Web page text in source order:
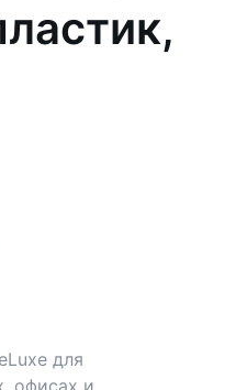
для
офисах и